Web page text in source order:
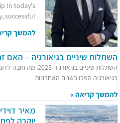
In today's
successful
להמשך
השתלות שיניים בגיאורגיה – האם
השתלות שיניים
בגיאורגיה הפכו בשנים האחרונות
להמשך קריאה »
מאיר